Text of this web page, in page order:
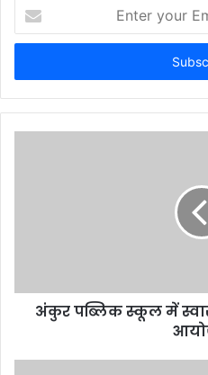
your
Email
अंकुर पब्लिक स्कूल में